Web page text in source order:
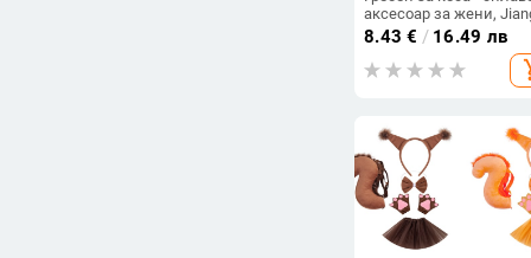
аксесоар за жени,
пролет 2024
8.43 € / 16.49 лв